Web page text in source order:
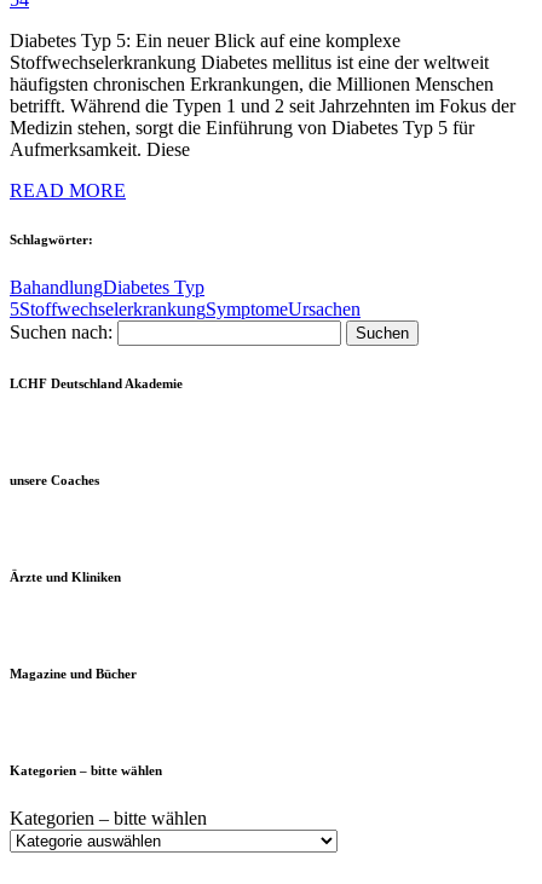
Diabetes Typ 5: Ein neuer Blick auf eine komplexe
Stoffwechselerkrankung Diabetes mellitus ist eine der weltweit
häufigsten chronischen Erkrankungen, die Millionen Menschen
betrifft. Während die Typen 1 und 2 seit Jahrzehnten im Fokus der
Medizin stehen, sorgt die Einführung von Diabetes Typ 5 für
Aufmerksamkeit. Diese
READ MORE
Schlagwörter:
BahandlungDiabetes Typ
5StoffwechselerkrankungSymptomeUrsachen
Suchen nach:
LCHF Deutschland Akademie
unsere Coaches
Ärzte und Kliniken
Magazine und Bücher
Kategorien – bitte wählen
Kategorien – bitte wählen